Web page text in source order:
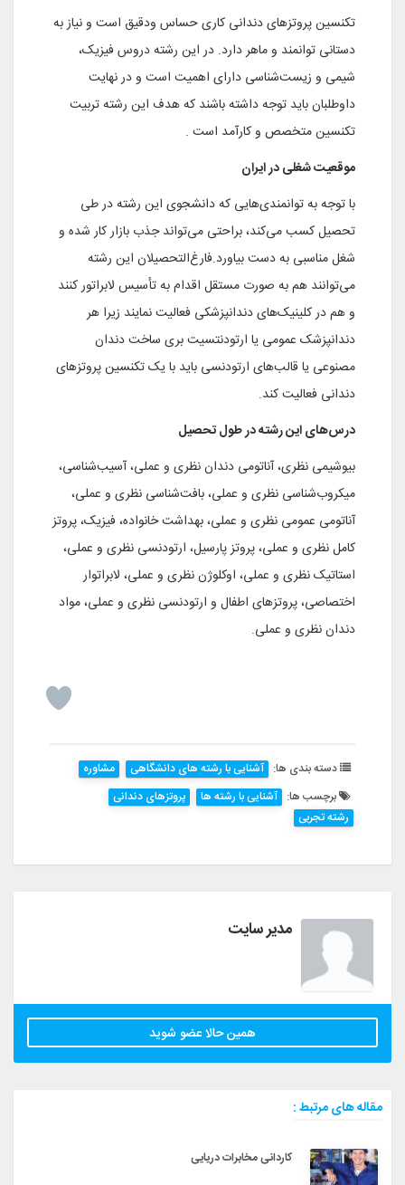
تکنسین‌ پروتزهای دندانی کاری حساس ودقیق است و نیاز به
دستانی توانمند و ماهر دارد. در این رشته دروس فیزیک،
شیمی و زیست‌شناسی دارای اهمیت است و در نهایت
داوطلبان باید توجه داشته باشند که هدف این رشته تربیت
تکنسین متخصص و کارآمد است .
موقعیت شغلی در ایران
با توجه به توانمندی‌هایی که دانشجوی این رشته در طی
تحصیل کسب می‌کند، براحتی می‌تواند جذب بازار کار شده و
شغل مناسبی به دست بیاورد.فارغ‌التحصیلان این رشته
می‌توانند هم به صورت مستقل اقدام به تأسیس لابراتور کنند
و هم در کلینیک‌های دندانپزشکی فعالیت نمایند زیرا هر
دندانپزشک عمومی یا ارتودنتسیت بری ساخت دندان
مصنوعی یا قالب‌های ارتودنسی باید با یک تکنسین پروتزهای
دندانی فعالیت کند.
درس‌های این رشته در طول تحصیل
بیوشیمی نظری، آناتومی دندان نظری و عملی، آسیب‌شناسی،
میکروب‌شناسی نظری و عملی، بافت‌شناسی نظری و عملی،
آناتومی عمومی نظری و عملی، بهداشت خانواده، فیزیک، پروتز
کامل نظری و عملی، پروتز پارسیل، ارتودنسی نظری و عملی،
استاتیک نظری و عملی، اوکلوژن نظری و عملی، لابراتوار
اختصاصی، پروتزهای اطفال و ارتودنسی نظری و عملی، مواد
دندان نظری و عملی.
دسته بندی ها: آشنایی با رشته های دانشگاهی
مشاوره
برچسب ها: آشنایی با رشته ها
پروتزهای دندانی
رشته تجربی
مدیر سایت
همین حالا عضو شوید
مقاله های مرتبط :
کاردانی مخابرات دریایی